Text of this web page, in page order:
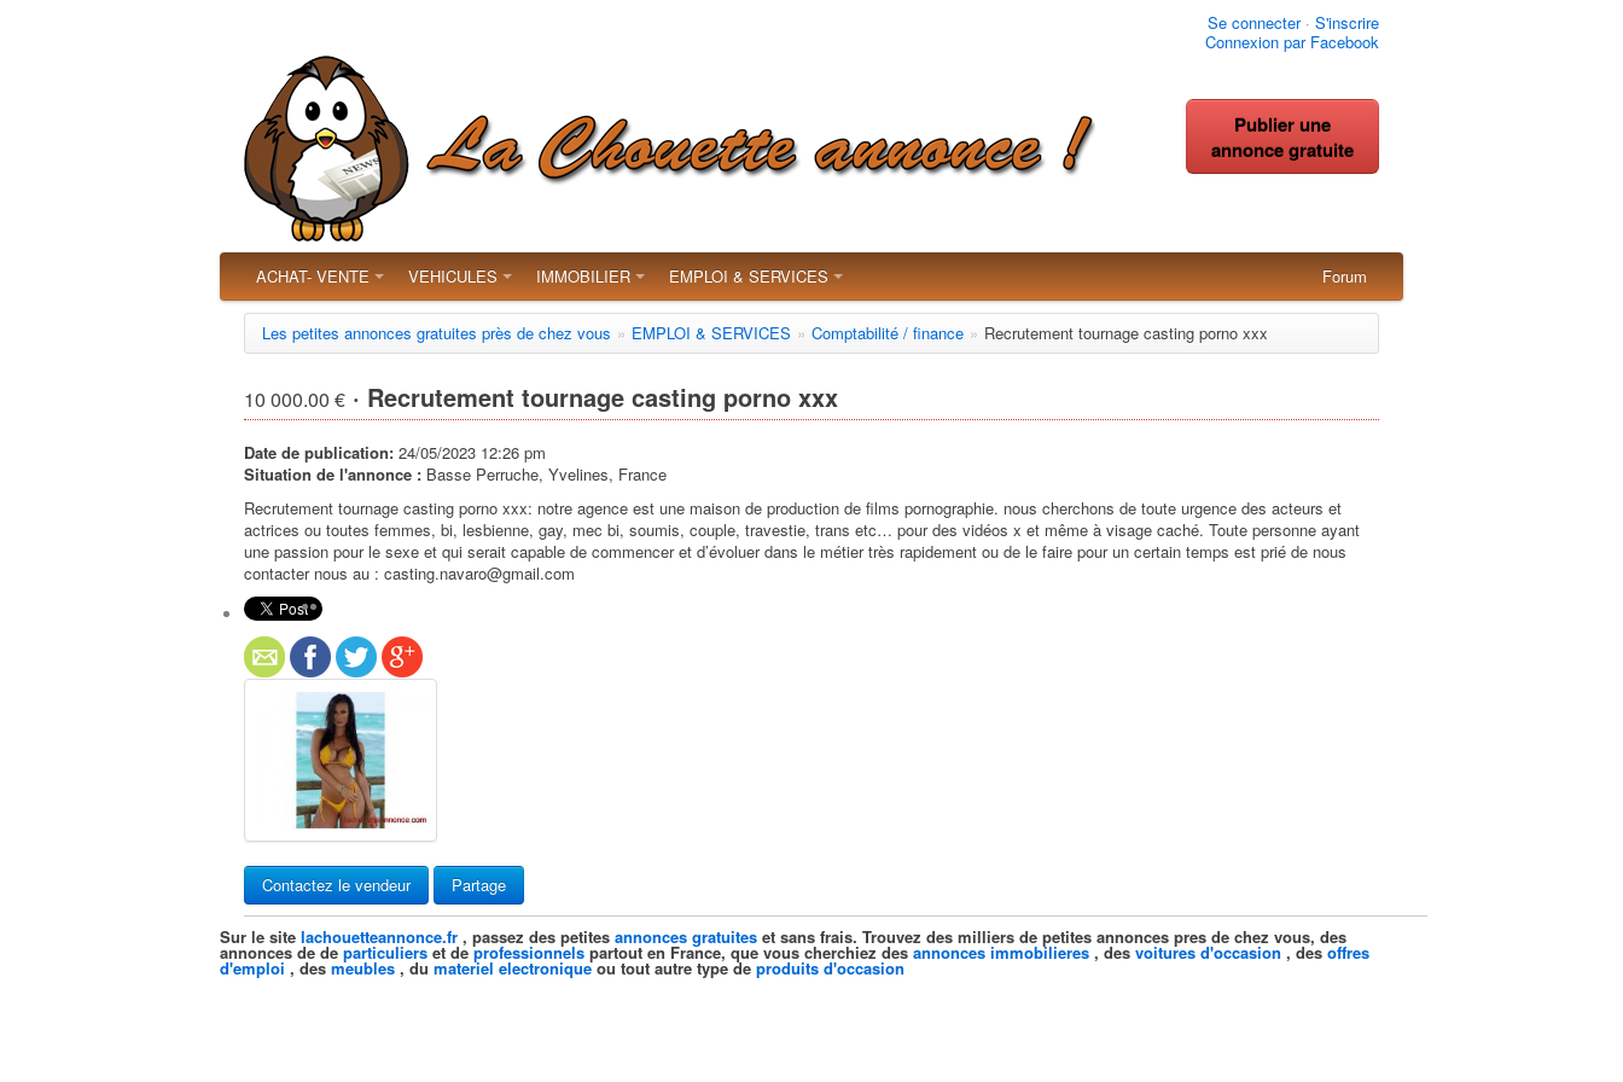
Se connecter· S'inscrire
Connexion par Facebook
Publier une
annonce gratuite
ACHAT- VENTE VEHICULES IMMOBILIER EMPLOI & SERVICES Forum
Les petites annonces gratuites près de chez vous » EMPLOI & SERVICES » Comptabilité / finance » Recrutement tournage casting porno xxx
10 000.00 € · Recrutement tournage casting porno xxx
Date de publication: 24/05/2023 12:26 pm
Situation de l'annonce : Basse Perruche, Yvelines, France
Recrutement tournage casting porno xxx: notre agence est une maison de production de films pornographie. nous cherchons de toute urgence des acteurs et
actrices ou toutes femmes, bi, lesbienne, gay, mec bi, soumis, couple, travestie, trans etc… pour des vidéos x et même à visage caché. Toute personne ayant
une passion pour le sexe et qui serait capable de commencer et d’évoluer dans le métier très rapidement ou de le faire pour un certain temps est prié de nous
contacter nous au : casting.navaro@gmail.com
Contactez le vendeur Partage
Sur le site lachouetteannonce.fr , passez des petites annonces gratuites et sans frais. Trouvez des milliers de petites annonces pres de chez vous, des
annonces de de particuliers et deprofessionnels partout en France, que vous cherchiez des annonces immobilieres , des voitures d'occasion , des offres
d'emploi , des meubles , du materiel electroniqueou tout autre type de produits d'occasion